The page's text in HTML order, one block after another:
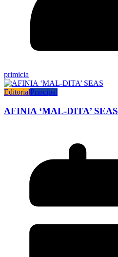
primicia
EditorialPrincipal
AFINIA ‘MAL-DITA’ SEAS